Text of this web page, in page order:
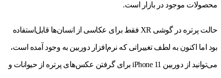
محصولات موجود در بازار است.
حالت پرتره در گوشی XR فقط برای عکاسی از انسان‌ها قابل‌استفاده
بود اما اکنون به لطف تغییراتی که نرم‌افزار دوربین به وجود آمده است،
می‌توانید از دوربین iPhone 11 برای گرفتن عکس‌های پرتره از حیوانات و